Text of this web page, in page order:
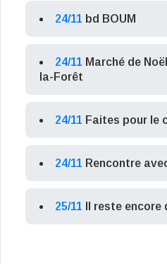
24/11 bd BOUM
24/11 Marché de
la-Forêt
24/11 Faites pour le
24/11 Rencontre
25/11 Il reste encore